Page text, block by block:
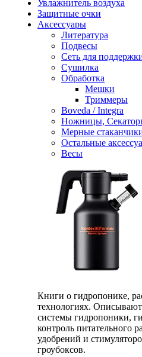
Увлажнитель воздуха
Защитные очки
Аксессуары
Литература
Подвесы
Сеть для
Сушилка
Обработка
Мешки
Триммеры
Boveda / Integra
Ножницы,
Мерные
Остальные
Весы
Книги о гидропонике,
технологиях.
системы гидропоники,
контроль питательного
удобрений и
гроубоксов.